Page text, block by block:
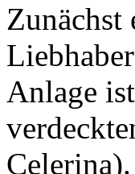
Anlage